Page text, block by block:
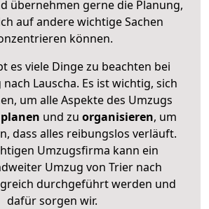
übernehmen gerne die Planung,
auf andere wichtige Sachen
können.
es viele Dinge zu beachten bei
Lauscha. Es ist wichtig, sich
um alle Aspekte des Umzugs
planen und zu organisieren, um
dass alles reibungslos verläuft.
Umzugsfirma kann ein
Umzug von Trier nach
durchgeführt werden und
dafür sorgen wir.